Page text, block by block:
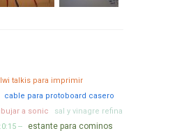
talkis para imprimir
cable para protoboard casero
a sonic
sal y vinagre refina
-- estante para cominos